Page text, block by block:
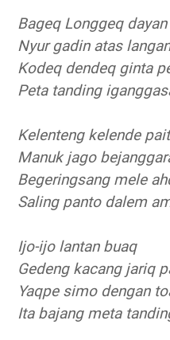
Bageq Longgeq
Nyur gadin atas langan
Kodeq dendeq ginta
Peta tanding
Kelenteng kelende pait
Manuk jago
Begeringsang mele
Saling panto dalem
Ijo-ijo lantan buaq
Gedeng kacang jariq
Yaqpe simo dengan
Ita bajang meta